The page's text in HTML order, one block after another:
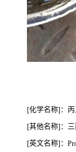
[化学名称]：
[其他名称]：
[英文名称]：